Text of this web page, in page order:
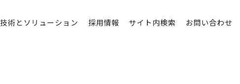
技術とソリューション 採用情報 サイト内検索 お問い合わせ